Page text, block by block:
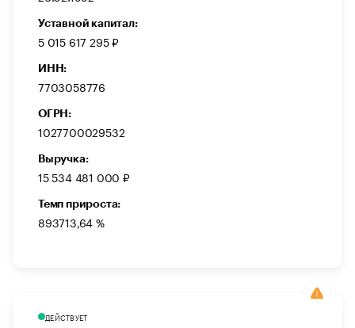
Уставной капитал:
5 015 617 295 ₽
ИНН:
7703058776
ОГРН:
1027700029532
Выручка:
15 534 481 000 ₽
Темп прироста:
893713,64 %
ДЕЙСТВУЕТ